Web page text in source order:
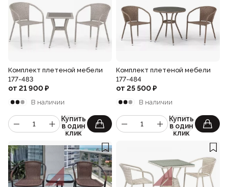
Комплект плетеной мебели
177-483
от 21 900₽
В наличии
Купить
в один
клик
Комплект плетеной мебели
177-484
от 25 500₽
В наличии
Купить
в один
клик